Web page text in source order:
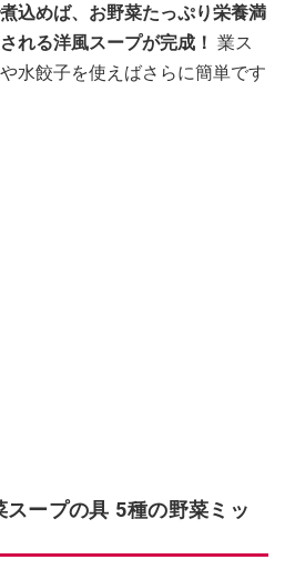
込めば、お野菜たっぷり栄養満
れる洋風スープが完成！ 業ス
水餃子を使えばさらに簡単です
ープの具 5種の野菜ミッ